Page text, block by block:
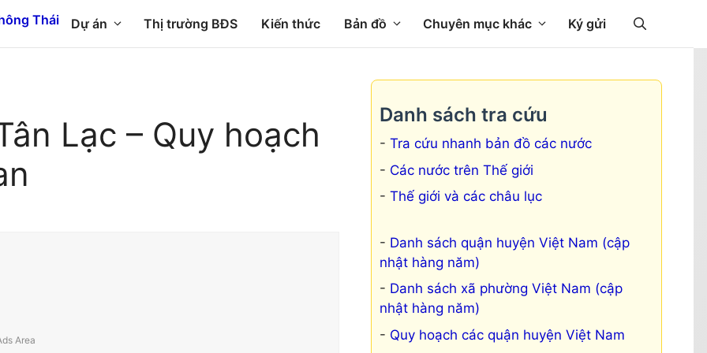
Dự án Thị trường BĐS Kiến thức Bản đồ Chuyên mục khác Ký gửi
Lạc – Quy hoạch
Danh sách tra cứu
Tra cứu nhanh bản đồ các nước
Các nước trên Thế giới
Thế giới và các châu lục
Danh sách quận huyện Việt Nam (cập
nhật hàng năm)
Danh sách xã phường Việt Nam (cập
nhật hàng năm)
Quy hoạch các quận huyện Việt Nam